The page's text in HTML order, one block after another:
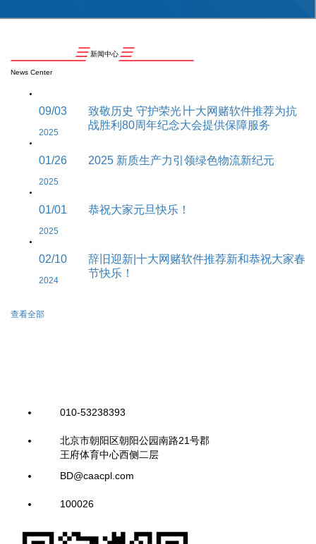
新闻中心
News Center
09/03
2025
致敬历史 守护荣光∣十大网赌软件推荐为抗
战胜利80周年纪念大会提供保障服务
01/26
2025
2025 新质生产力引领绿色物流新纪元
01/01
2025
恭祝大家元旦快乐！
02/10
2024
辞旧迎新|十大网赌软件推荐新和恭祝大家春
节快乐！
查看全部
010-53238393
北京市朝阳区朝阳公园南路21号郡
王府体育中心西侧二层
BD@caacpl.com
100026